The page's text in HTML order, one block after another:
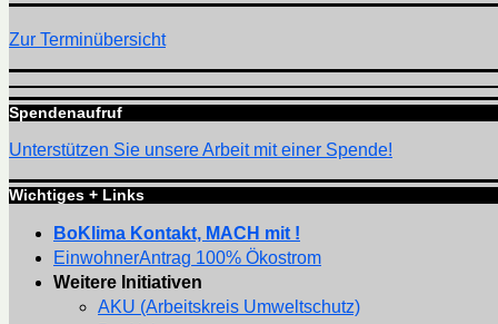
Zur Terminübersicht
Spendenaufruf
Unterstützen Sie unsere Arbeit mit einer Spende!
Wichtiges + Links
BoKlima Kontakt, MACH mit !
EinwohnerAntrag 100% Ökostrom
Weitere Initiativen
AKU (Arbeitskreis Umweltschutz)